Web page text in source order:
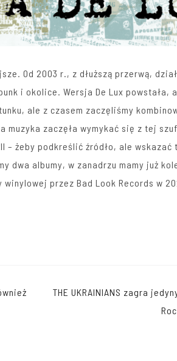
Od 2003 r., z dłuższą przerwą,
i okolice. Wersja De Lux powstała,
ale z czasem zaczęliśmy
muzyka zaczęła wymykać się z tej
żeby podkreślić źródło, ale wskazać
dwa albumy, w zanadrzu mamy już
winylowej przez Bad Look Records w
THE UKRAINIANS zagra